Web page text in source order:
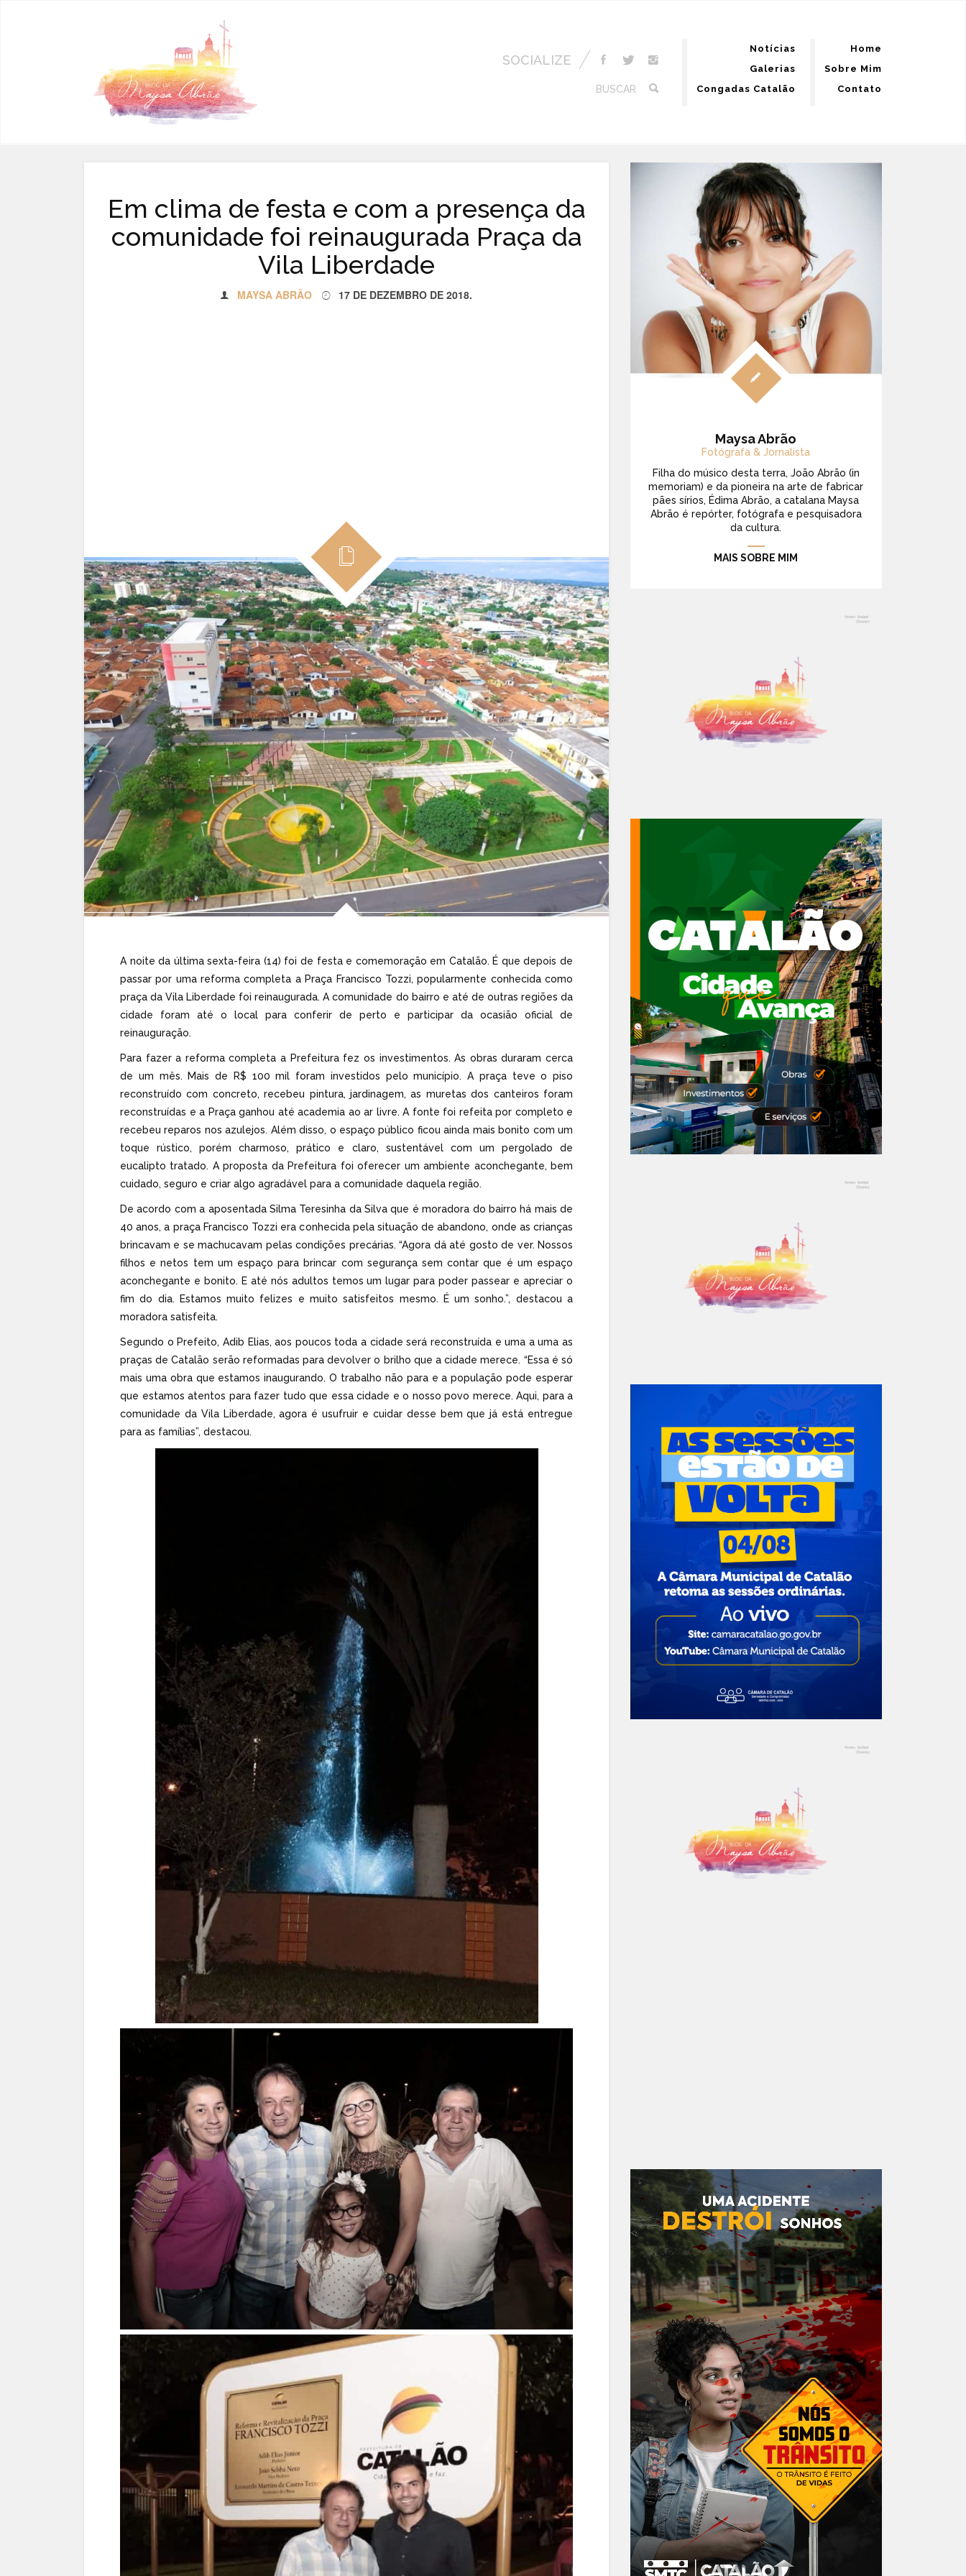
SOCIALIZE
BUSCAR
Notícias
Galerias
Congadas Catalão
Home
Sobre Mim
Contato
Em clima de festa e com a presença da
comunidade foi reinaugurada Praça da
Vila Liberdade
MAYSA ABRÃO 17 DE DEZEMBRO DE 2018.
A noite da última sexta-feira (14) foi de festa e comemoração em Catalão. É que depois de
passar por uma reforma completa a Praça Francisco Tozzi, popularmente conhecida como
praça da Vila Liberdade foi reinaugurada. A comunidade do bairro e até de outras regiões da
cidade foram até o local para conferir de perto e participar da ocasião oficial de
reinauguração.
Para fazer a reforma completa a Prefeitura fez os investimentos. As obras duraram cerca
de um mês. Mais de R$ 100 mil foram investidos pelo município. A praça teve o piso
reconstruído com concreto, recebeu pintura, jardinagem, as muretas dos canteiros foram
reconstruídas e a Praça ganhou até academia ao ar livre. A fonte foi refeita por completo e
recebeu reparos nos azulejos. Além disso, o espaço público ficou ainda mais bonito com um
toque rústico, porém charmoso, prático e claro, sustentável com um pergolado de
eucalipto tratado. A proposta da Prefeitura foi oferecer um ambiente aconchegante, bem
cuidado, seguro e criar algo agradável para a comunidade daquela região.
De acordo com a aposentada Silma Teresinha da Silva que é moradora do bairro há mais de
40 anos, a praça Francisco Tozzi era conhecida pela situação de abandono, onde as crianças
brincavam e se machucavam pelas condições precárias. “Agora dá até gosto de ver. Nossos
filhos e netos tem um espaço para brincar com segurança sem contar que é um espaço
aconchegante e bonito. E até nós adultos temos um lugar para poder passear e apreciar o
fim do dia. Estamos muito felizes e muito satisfeitos mesmo. É um sonho.”, destacou a
moradora satisfeita.
Segundo o Prefeito, Adib Elias, aos poucos toda a cidade será reconstruída e uma a uma as
praças de Catalão serão reformadas para devolver o brilho que a cidade merece. “Essa é só
mais uma obra que estamos inaugurando. O trabalho não para e a população pode esperar
que estamos atentos para fazer tudo que essa cidade e o nosso povo merece. Aqui, para a
comunidade da Vila Liberdade, agora é usufruir e cuidar desse bem que já está entregue
para as famílias”, destacou.
Maysa Abrão
Fotógrafa & Jornalista
Filha do músico desta terra, João Abrão (in
memoriam) e da pioneira na arte de fabricar
pães sírios, Édima Abrão, a catalana Maysa
Abrão é repórter, fotógrafa e pesquisadora
da cultura.
MAIS SOBRE MIM